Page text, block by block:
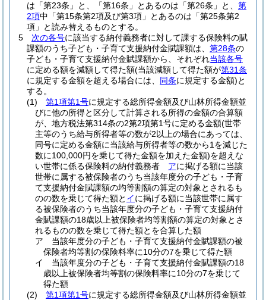
は「第23条」と、「第16条」とあるのは「第26条」と、 第
2項中「第15条第2項及び第3項」とあるのは「第25条第2
項」と読み替えるものとする。
5
次の各号に該当する納付義務者に対して課する保険料の賦
課額のうち子ども・子育て支援納付金賦課額は、 第28条の
子ども・子育て支援納付金賦課額から、それぞれ当該各号
に定める額を減額して得た額(当該減額して得た額が第31条
に規定する金額を超える場合には、 同条に規定する金額)と
する。
(1)
第1項第1号に規定する総所得金額及び山林所得金額並
びに他の所得と区分して計算される所得の金額の合算額
が、地方税法第314条の2第2項第1号に定める金額(世帯
主等のうち給与所得者等の数が2以上の場合にあっては、
同号に定める金額に当該給与所得者等の数から1を減じた
数に100,000円を乗じて得た金額を加えた金額)を超えな
い世帯に係る保険料の納付義務者 アに掲げる額に当該
世帯に属する被保険者のうち当該年度分の子ども・子育
て支援納付金賦課額の均等割額の算定の対象とされるも
のの数を乗じて得た額と イに掲げる額に当該世帯に属す
る被保険者のうち当該年度分の子ども・子育て支援納付
金賦課額の18歳以上被保険者均等割額の算定の対象とさ
れるものの数を乗じて得た額とを合算した額
ア
当該年度分の子ども・子育て支援納付金賦課額の被
保険者均等割の保険料率に10分の7を乗じて得た額
イ
当該年度分の子ども・子育て支援納付金賦課額の18
歳以上被保険者均等割の保険料率に10分の7を乗じて
得た額
(2)
第1項第1号に規定する総所得金額及び山林所得金額並